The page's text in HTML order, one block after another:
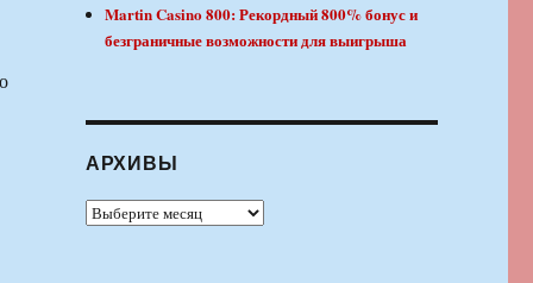
Martin Casino 800: Рекордный 800% бонус и
безграничные возможности для выигрыша
АРХИВЫ
Архивы